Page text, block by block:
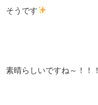
そうです
素晴らしいですね～！！！